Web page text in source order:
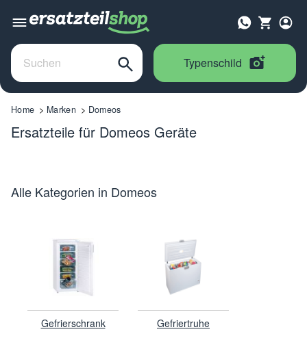
Typenschild
Home Marken Domeos
Ersatzteile für Domeos Geräte
Alle Kategorien in Domeos
Gefrierschrank Gefriertruhe